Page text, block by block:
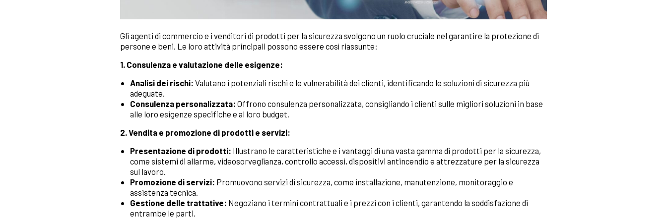
Gli agenti di commercio e i venditori di prodotti per la sicurezza svolgono un ruolo cruciale nel garantire la protezione di
persone e beni. Le loro attività principali possono essere così riassunte:
1. Consulenza e valutazione delle esigenze:
Analisi dei rischi: Valutano i potenziali rischi e le vulnerabilità dei clienti, identificando le soluzioni di sicurezza più
adeguate.
Consulenza personalizzata: Offrono consulenza personalizzata, consigliando i clienti sulle migliori soluzioni in base
alle loro esigenze specifiche e al loro budget.
2. Vendita e promozione di prodotti e servizi:
Presentazione di prodotti: Illustrano le caratteristiche e i vantaggi di una vasta gamma di prodotti per la sicurezza,
come sistemi di allarme, videosorveglianza, controllo accessi, dispositivi antincendio e attrezzature per la sicurezza
sul lavoro.
Promozione di servizi: Promuovono servizi di sicurezza, come installazione, manutenzione, monitoraggio e
assistenza tecnica.
Gestione delle trattative: Negoziano i termini contrattuali e i prezzi con i clienti, garantendo la soddisfazione di
entrambe le parti.